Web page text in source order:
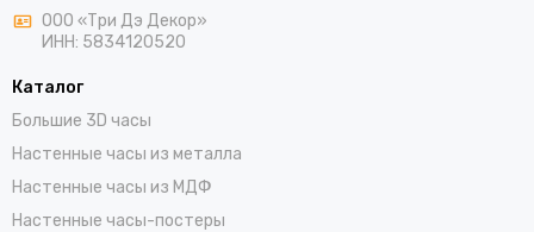
ООО «Три Дэ Декор»
ИНН: 5834120520
Каталог
Большие 3D часы
Настенные часы из металла
Настенные часы из МДФ
Настенные часы-постеры